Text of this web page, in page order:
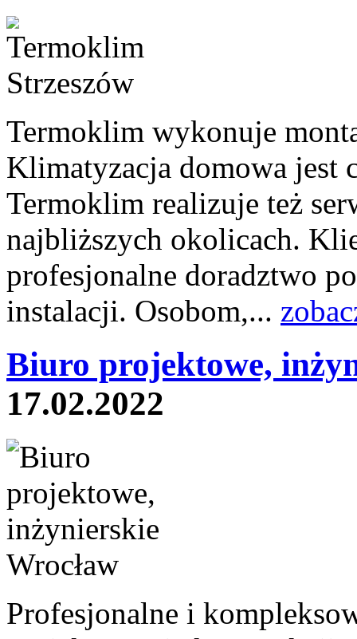
Termoklim wykonuje
Klimatyzacja domowa jest
Termoklim realizuje też
najbliższych okolicach.
profesjonalne doradztwo
instalacji. Osobom,...
Biuro projektowe,
17.02.2022
Profesjonalne i